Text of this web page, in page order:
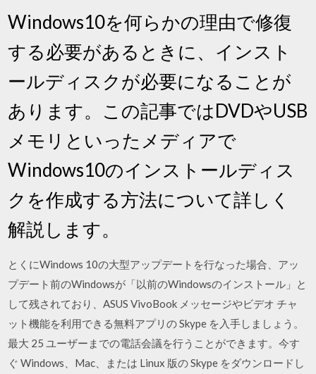
Windows10を何らかの理由で修復
する必要があるときに、インスト
ールディスクが必要になることが
あります。この記事ではDVDやUSB
メモリといったメディアで
Windows10のインストールディス
クを作成する方法について詳しく
解説します。
とくにWindows 10の大型アップデートを行なった場合、アッ
プデート前のWindowsが「以前のWindowsのインストール」と
して残されており、ASUS VivoBook メッセージやビデオ チャ
ット機能を利用できる無料アプリの Skype を入手しましょう。
最大 25 ユーザーまでの電話会議を行うことができます。今す
ぐ Windows、Mac、または Linux 版の Skype をダウンロードし